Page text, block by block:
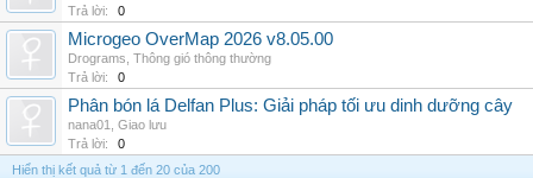
Trả lời:
0
Microgeo OverMap 2026 v8.05.00
Drograms Thông gió thông thường
Trả lời:
0
Phân bón lá Delfan Plus: Giải pháp tối ưu dinh dưỡng cây
nana01
Giao lưu
Trả lời:
0
Hiển thị kết quả từ 1 đến 20 của 200